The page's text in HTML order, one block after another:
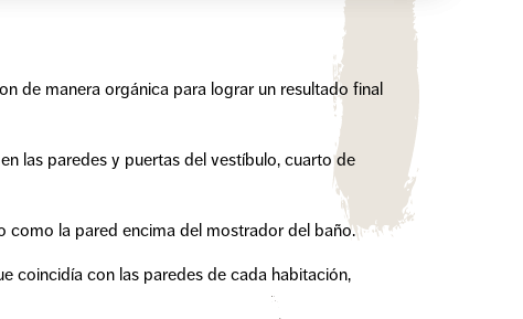
de manera orgánica para lograr un resultado final
las paredes y puertas del vestíbulo, cuarto de
la pared encima del mostrador del baño.
coincidía con las paredes de cada habitación,